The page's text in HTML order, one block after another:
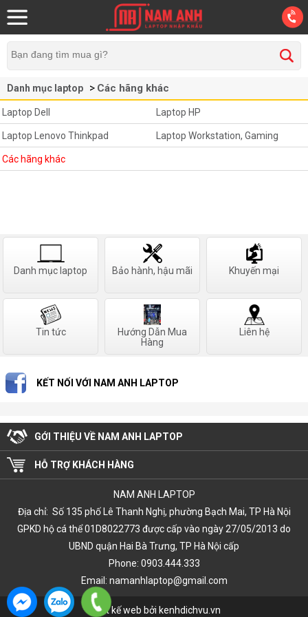
Danh mục laptop Các hãng khác
Laptop Dell Laptop HP
Laptop Lenovo Thinkpad Laptop Workstation, Gaming
Các hãng khác
Danh mục laptop Bảo hành, hậu mãi Khuyến mại
Tin tức
Hướng Dẫn Mua
Hàng
Liên hệ
KẾT NỐI VỚI NAM ANH LAPTOP
GỚI THIỆU VỀ NAM ANH LAPTOP
HỖ TRỢ KHÁCH HÀNG
NAM ANH LAPTOP
Địa chỉ: Số 135 phố Lê Thanh Nghị, phường Bạch Mai, TP Hà Nội
GPKD hộ cá thể 01D8022773 được cấp vào ngày 27/05/2013 do
UBND quận Hai Bà Trưng, TP Hà Nội cấp
Phone: 0903.444.333
Email: namanhlaptop@gmail.com
Thiết kế web bởi kenhdichvu.vn